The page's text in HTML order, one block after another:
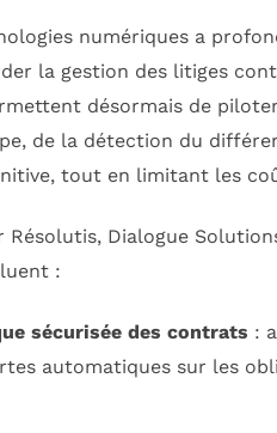
numériques a
la gestion des litiges
désormais de
de la détection du
tout en limitant les
Résolutis, Dialogue
:
sécurisée des contrats :
automatiques sur les